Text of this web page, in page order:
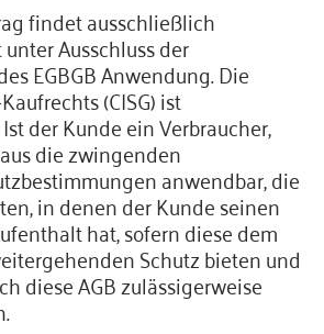
findet ausschließlich
Ausschluss der
EGBGB Anwendung. Die
(CISG) ist
der Kunde ein Verbraucher,
die zwingenden
anwendbar, die
in denen der Kunde seinen
hat, sofern diese dem
Schutz bieten und
diese AGB zulässigerweise